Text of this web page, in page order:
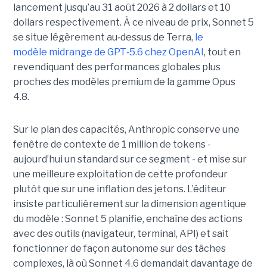
lancement jusqu’au 31 août 2026 à 2 dollars et 10
dollars respectivement. À ce niveau de prix, Sonnet 5
se situe légèrement au‑dessus de Terra, le
modèle midrange de GPT‑5.6 chez OpenAI , tout en
revendiquant des performances globales plus
proches des modèles premium de la gamme Opus
4.8.
Sur le plan des capacités, Anthropic conserve une
fenêtre de contexte de 1 million de tokens -
aujourd’hui un standard sur ce segment - et mise sur
une meilleure exploitation de cette profondeur
plutôt que sur une inflation des jetons. L’éditeur
insiste particulièrement sur la dimension agentique
du modèle : Sonnet 5 planifie, enchaîne des actions
avec des outils (navigateur, terminal, API) et sait
fonctionner de façon autonome sur des tâches
complexes, là où Sonnet 4.6 demandait davantage de